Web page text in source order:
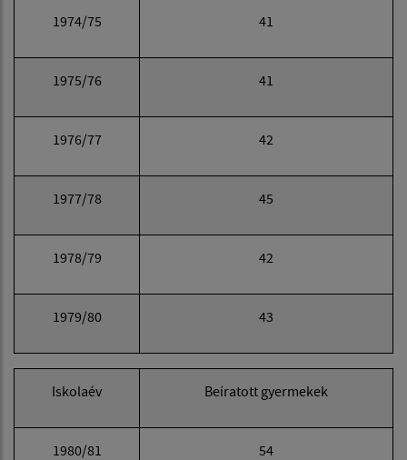
1974/75 41
1975/76 41
1976/77 42
1977/78 45
1978/79 42
1979/80 43
Iskolaév Beíratott gyermekek
1980/81 54